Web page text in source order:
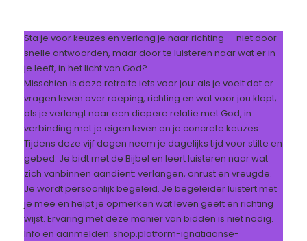
Sta je voor keuzes en verlang je naar richting — niet door
snelle antwoorden, maar door te luisteren naar wat er in
je leeft, in het licht van God?
Misschien is deze retraite iets voor jou: als je voelt dat er
vragen leven over roeping, richting en wat voor jou klopt;
als je verlangt naar een diepere relatie met God, in
verbinding met je eigen leven en je concrete keuzes
Tijdens deze vijf dagen neem je dagelijks tijd voor stilte en
gebed. Je bidt met de Bijbel en leert luisteren naar wat
zich vanbinnen aandient: verlangen, onrust en vreugde.
Je wordt persoonlijk begeleid. Je begeleider luistert met
je mee en helpt je opmerken wat leven geeft en richting
wijst. Ervaring met deze manier van bidden is niet nodig.
Info en aanmelden: shop.platform-ignatiaanse-